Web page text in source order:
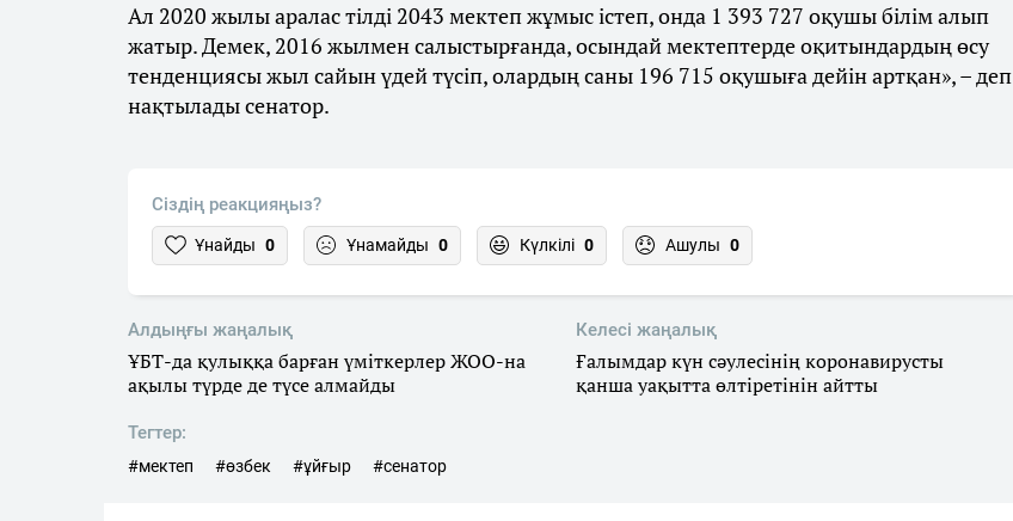
Ал 2020 жылы аралас тілді 2043 мектеп жұмыс істеп, онда 1 393 727 оқушы білім алып
жатыр. Демек, 2016 жылмен салыстырғанда, осындай мектептерде оқитындардың өсу
тенденциясы жыл сайын үдей түсіп, олардың саны 196 715 оқушыға дейін артқан», – деп
нақтылады сенатор.
Сіздің реакцияңыз?
Ұнайды 0 Ұнамайды 0 Күлкілі 0 Ашулы 0
Алдыңғы жаңалық
ҰБТ-да қулыққа барған үміткерлер ЖОО-на
ақылы түрде де түсе алмайды
Келесі жаңалық
Ғалымдар күн сәулесінің коронавирусты
қанша уақытта өлтіретінін айтты
Тегтер:
#мектеп #өзбек #ұйғыр #сенатор